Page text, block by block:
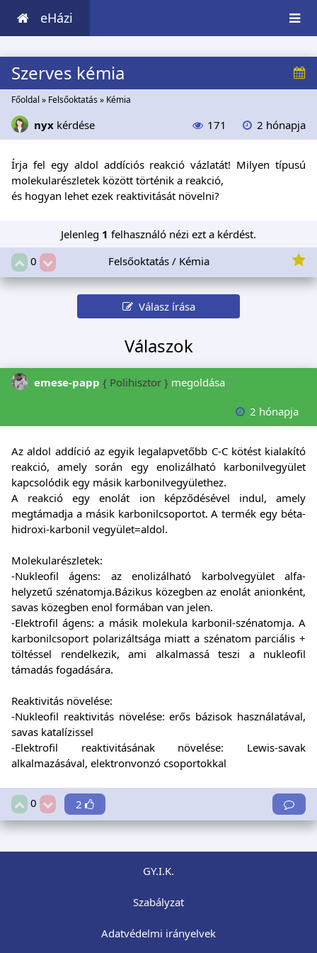
eHázi
Szerves kémia
Főoldal » Felsőoktatás» Kémia
nyx kérdése 171 2 hónapja
Írja fel egy aldol addíciós reakció vázlatát! Milyen típusú
molekularészletek között történik a reakció,
és hogyan lehet ezek reaktivitását növelni?
Jelenleg 1 felhasználó nézi ezt a kérdést.
0
Felsőoktatás / Kémia
Válasz írása
Válaszok
emese-papp { Polihisztor } megoldása
2 hónapja
Az aldol addíció az egyik legalapvetőbb C-C kötést kialakító
reakció, amely során egy enolizálható karbonilvegyület
kapcsolódik egy másik karbonilvegyülethez.
A reakció egy enolát ion képződésével indul, amely
megtámadja a másik karbonilcsoportot. A termék egy béta-
hidroxi-karbonil vegyület=aldol.
Molekularészletek:
-Nukleofil ágens: az enolizálható karbolvegyület alfa-
helyzetű szénatomja.Bázikus közegben az enolát anionként,
savas közegben enol formában van jelen.
-Elektrofil ágens: a másik molekula karbonil-szénatomja. A
karbonilcsoport polarizáltsága miatt a szénatom parciális +
töltéssel rendelkezik, ami alkalmassá teszi a nukleofil
támadás fogadására.
Reaktivitás növelése:
-Nukleofil reaktivitás növelése: erős bázisok használatával,
savas katalízissel
-Elektrofil reaktivitásának növelése: Lewis-savak
alkalmazásával, elektronvonzó csoportokkal
0 2
GY.I.K.
Szabályzat
Adatvédelmi irányelvek